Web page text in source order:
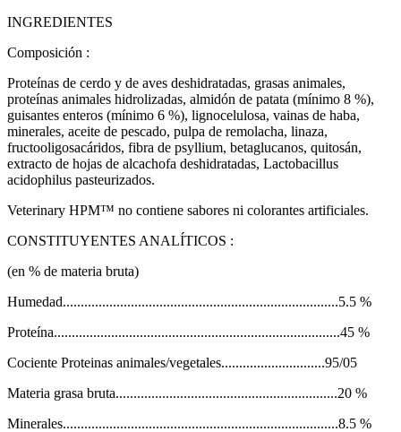
INGREDIENTES
Composición :
Proteínas de cerdo y de aves deshidratadas, grasas animales,
proteínas animales hidrolizadas, almidón de patata (mínimo 8 %),
guisantes enteros (mínimo 6 %), lignocelulosa, vainas de haba,
minerales, aceite de pescado, pulpa de remolacha, linaza,
fructooligosacáridos, fibra de psyllium, betaglucanos, quitosán,
extracto de hojas de alcachofa deshidratadas, Lactobacillus
acidophilus pasteurizados.
Veterinary HPM™ no contiene sabores ni colorantes artificiales.
CONSTITUYENTES ANALÍTICOS :
(en % de materia bruta)
Humedad.............................................................................5.5 %
Proteína................................................................................45 %
Cociente Proteinas animales/vegetales.............................95/05
Materia grasa bruta..............................................................20 %
Minerales.............................................................................8.5 %